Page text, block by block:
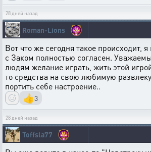
28 дней назад
Roman-Lions
Вот что же сегодня такое происходит,
с Заком полностью согласен.
людям желание играть, жить этой
то средства на свою любимую
портить себе настроение..
👍3
28 дней назад
Toffsla77